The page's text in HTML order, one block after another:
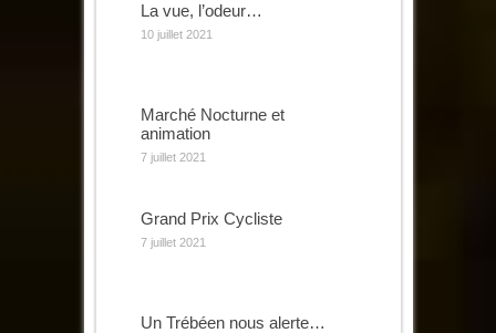
La vue, l’odeur…
10 juillet 2021
Marché Nocturne et
animation
7 juillet 2021
Grand Prix Cycliste
7 juillet 2021
Un Trébéen nous alerte…